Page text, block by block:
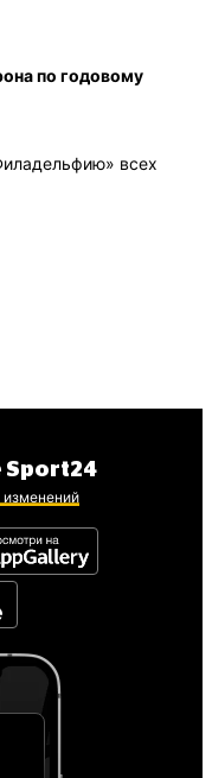
по годовому
всех
Sport24
изменений